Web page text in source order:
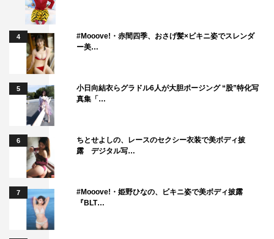
4
#Mooove!・赤間四季、おさげ髪×ビキニ姿でスレンダ
ー美…
5
小日向結衣らグラドル6人が大胆ポージング “股”特化写
真集「…
6
ちとせよしの、レースのセクシー衣装で美ボディ披
露 デジタル写…
7
#Mooove!・姫野ひなの、ビキニ姿で美ボディ披露
『BLT…